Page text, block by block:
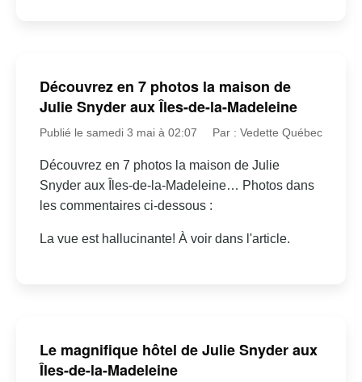
Découvrez en 7 photos la maison de
Julie Snyder aux Îles-de-la-Madeleine
Publié le samedi 3 mai à 02:07 Par : Vedette Québec
Découvrez en 7 photos la maison de Julie
Snyder aux Îles-de-la-Madeleine… Photos dans
les commentaires ci-dessous :
La vue est hallucinante! À voir dans l'article.
Le magnifique hôtel de Julie Snyder aux
Îles-de-la-Madeleine